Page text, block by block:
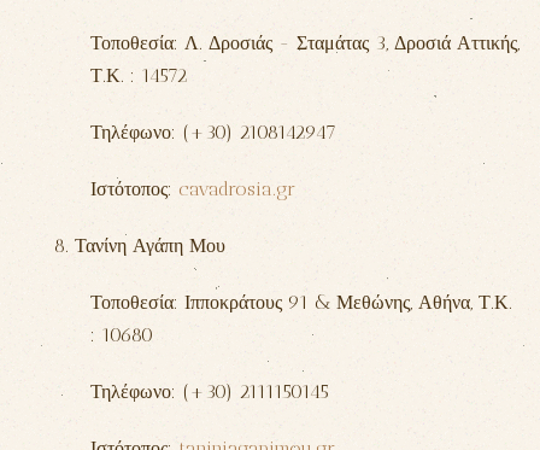
Τοποθεσία: Λ. Δροσιάς - Σταμάτας 3, Δροσιά Αττικής,
Τ.Κ. : 14572
Τηλέφωνο: (+30) 2108142947
Ιστότοπος: cavadrosia.gr
8. Τανίνη Αγάπη Μου
Τοποθεσία: Ιπποκράτους 91 & Μεθώνης, Αθήνα, Τ.Κ.
: 10680
Τηλέφωνο: (+30) 2111150145